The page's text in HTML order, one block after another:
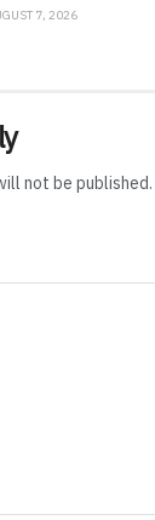
7, 2026
not be published.